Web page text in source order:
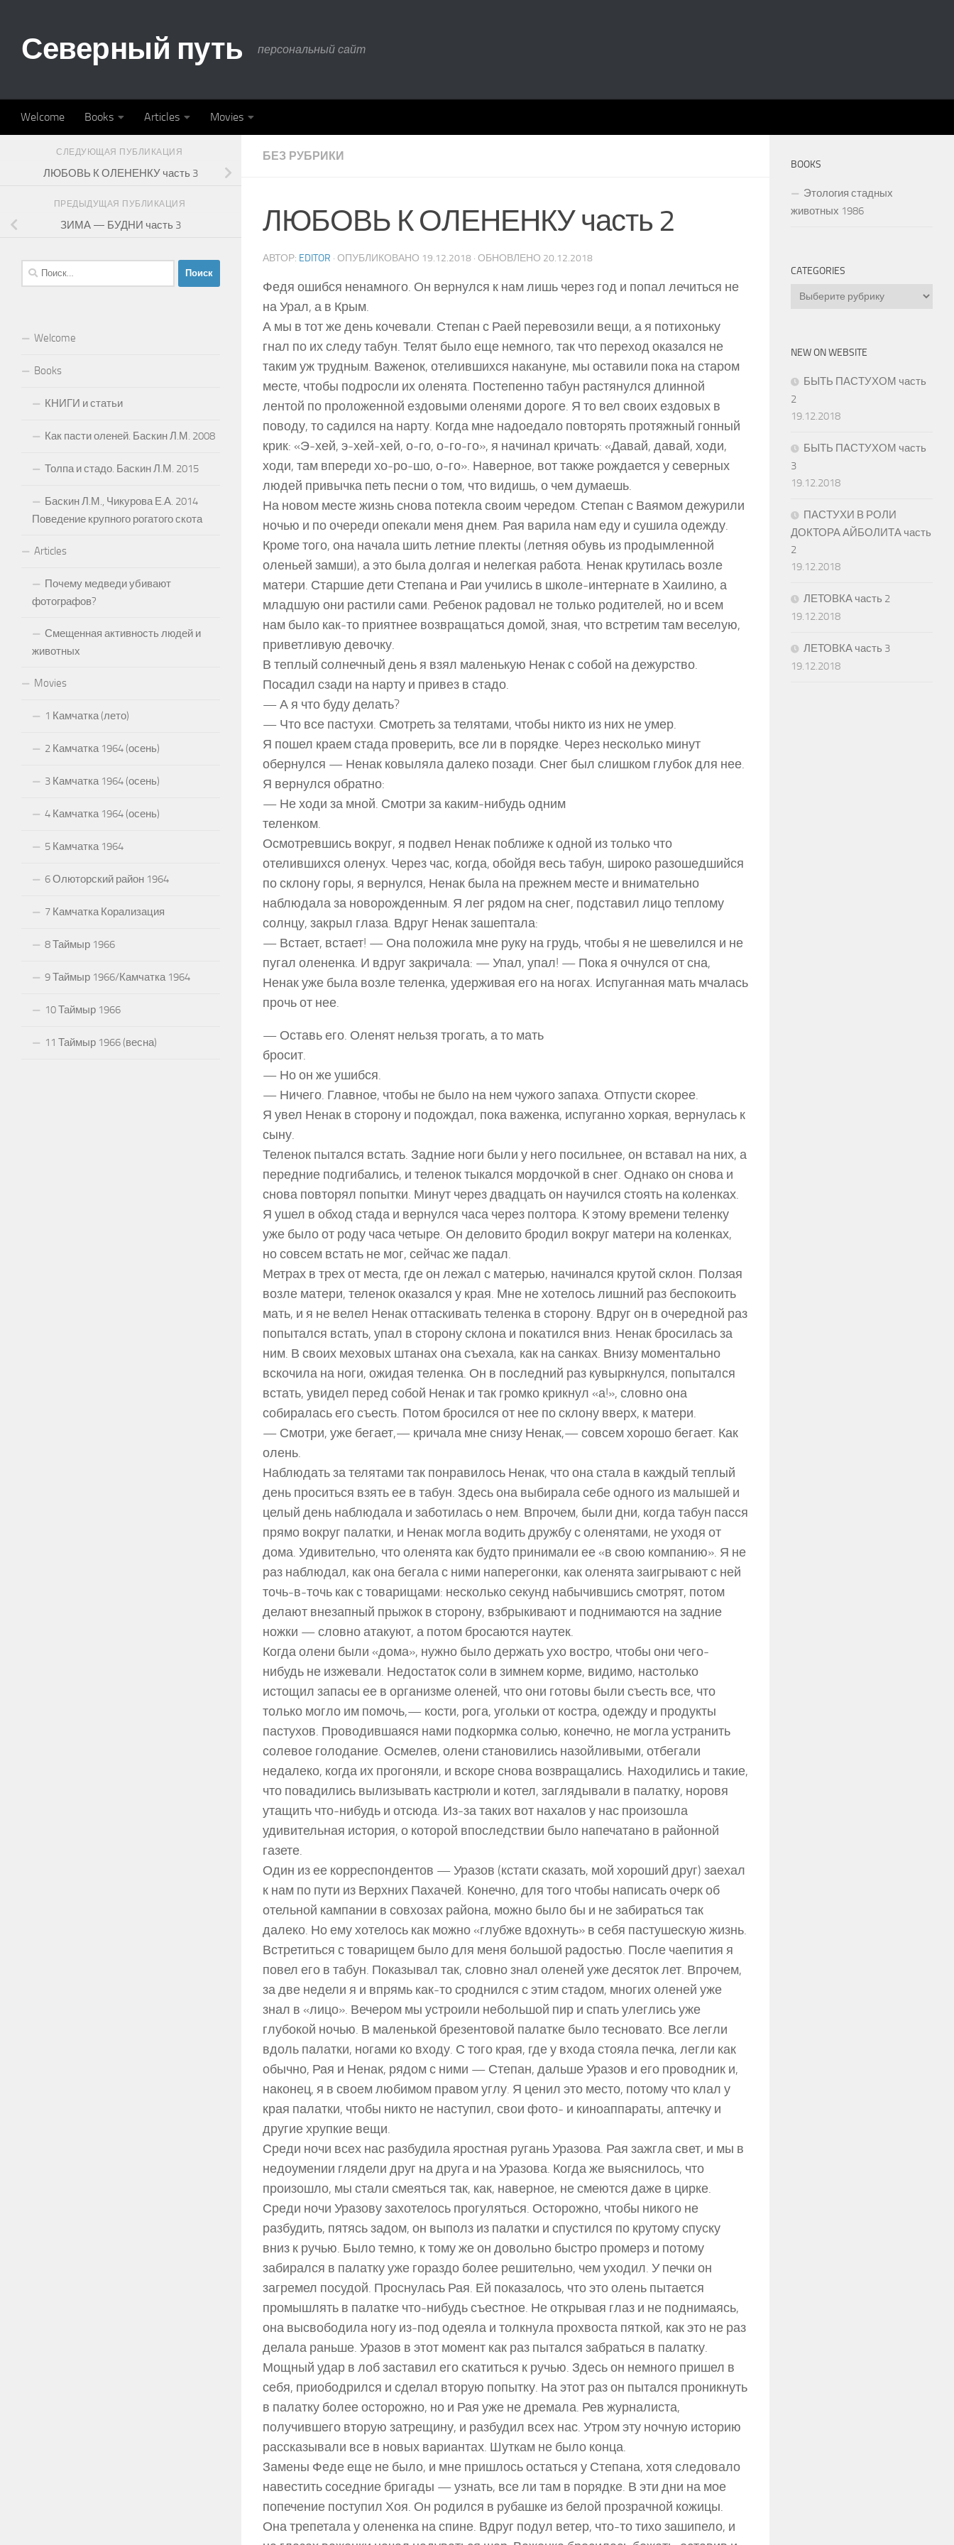
Северный путь персональный сайт
Welcome Books Articles Movies
БЕЗ РУБРИКИ
ЛЮБОВЬ К ОЛЕНЕНКУ часть 2
АВТОР: EDITOR · ОПУБЛИКОВАНО 19.12.2018 · ОБНОВЛЕНО 20.12.2018
Федя ошибся ненамного. Он вернулся к нам лишь через год и попал лечиться не
на Урал, а в Крым.
А мы в тот же день кочевали. Степан с Раей перевозили вещи, а я потихоньку
гнал по их следу табун. Телят было еще немного, так что переход оказался не
таким уж трудным. Важенок, отелившихся накануне, мы оставили пока на старом
месте, чтобы подросли их оленята. Постепенно табун растянулся длинной
лентой по проложенной ездовыми оленями дороге. Я то вел своих ездовых в
поводу, то садился на нарту. Когда мне надоедало повторять протяжный гонный
крик: «Э-хей, э-хей-хей, о-го, о-го-го», я начинал кричать: «Давай, давай, ходи,
ходи, там впереди хо-ро-шо, о-го». Наверное, вот также рождается у северных
людей привычка петь песни о том, что видишь, о чем думаешь.
На новом месте жизнь снова потекла своим чередом. Степан с Ваямом дежурили
ночью и по очереди опекали меня днем. Рая варила нам еду и сушила одежду.
Кроме того, она начала шить летние плекты (летняя обувь из продымленной
оленьей замши), а это была долгая и нелегкая работа. Ненак крутилась возле
матери. Старшие дети Степана и Раи учились в школе-интернате в Хаилино, а
младшую они растили сами. Ребенок радовал не только родителей, но и всем
нам было как-то приятнее возвращаться домой, зная, что встретим там веселую,
приветливую девочку.
В теплый солнечный день я взял маленькую Ненак с собой на дежурство.
Посадил сзади на нарту и привез в стадо.
— А я что буду делать?
— Что все пастухи. Смотреть за телятами, чтобы никто из них не умер.
Я пошел краем стада проверить, все ли в порядке. Через несколько минут
обернулся — Ненак ковыляла далеко позади. Снег был слишком глубок для нее.
Я вернулся обратно:
— Не ходи за мной. Смотри за каким-нибудь одним
теленком.
Осмотревшись вокруг, я подвел Ненак поближе к одной из только что
отелившихся оленух. Через час, когда, обойдя весь табун, широко разошедшийся
по склону горы, я вернулся, Ненак была на прежнем месте и внимательно
наблюдала за новорожденным. Я лег рядом на снег, подставил лицо теплому
солнцу, закрыл глаза. Вдруг Ненак зашептала:
— Встает, встает! — Она положила мне руку на грудь, чтобы я не шевелился и не
пугал олененка. И вдруг закричала: — Упал, упал! — Пока я очнулся от сна,
Ненак уже была возле теленка, удерживая его на ногах. Испуганная мать мчалась
прочь от нее.
— Оставь его. Оленят нельзя трогать, а то мать
бросит.
— Но он же ушибся.
— Ничего. Главное, чтобы не было на нем чужого запаха. Отпусти скорее.
Я увел Ненак в сторону и подождал, пока важенка, испуганно хоркая, вернулась к
сыну.
Теленок пытался встать. Задние ноги были у него посильнее, он вставал на них, а
передние подгибались, и теленок тыкался мордочкой в снег. Однако он снова и
снова повторял попытки. Минут через двадцать он научился стоять на коленках.
Я ушел в обход стада и вернулся часа через полтора. К этому времени теленку
уже было от роду часа четыре. Он деловито бродил вокруг матери на коленках,
но совсем встать не мог, сейчас же падал.
Метрах в трех от места, где он лежал с матерью, начинался крутой склон. Ползая
возле матери, теленок оказался у края. Мне не хотелось лишний раз беспокоить
мать, и я не велел Ненак оттаскивать теленка в сторону. Вдруг он в очередной раз
попытался встать, упал в сторону склона и покатился вниз. Ненак бросилась за
ним. В своих меховых штанах она съехала, как на санках. Внизу моментально
вскочила на ноги, ожидая теленка. Он в последний раз кувыркнулся, попытался
встать, увидел перед собой Ненак и так громко крикнул «а!», словно она
собиралась его съесть. Потом бросился от нее по склону вверх, к матери.
— Смотри, уже бегает,— кричала мне снизу Ненак,— совсем хорошо бегает. Как
олень.
Наблюдать за телятами так понравилось Ненак, что она стала в каждый теплый
день проситься взять ее в табун. Здесь она выбирала себе одного из малышей и
целый день наблюдала и заботилась о нем. Впрочем, были дни, когда табун пасся
прямо вокруг палатки, и Ненак могла водить дружбу с оленятами, не уходя от
дома. Удивительно, что оленята как будто принимали ее «в свою компанию». Я не
раз наблюдал, как она бегала с ними наперегонки, как оленята заигрывают с ней
точь-в-точь как с товарищами: несколько секунд набычившись смотрят, потом
делают внезапный прыжок в сторону, взбрыкивают и поднимаются на задние
ножки — словно атакуют, а потом бросаются наутек.
Когда олени были «дома», нужно было держать ухо востро, чтобы они чего-
нибудь не изжевали. Недостаток соли в зимнем корме, видимо, настолько
истощил запасы ее в организме оленей, что они готовы были съесть все, что
только могло им помочь,— кости, рога, угольки от костра, одежду и продукты
пастухов. Проводившаяся нами подкормка солью, конечно, не могла устранить
солевое голодание. Осмелев, олени становились назойливыми, отбегали
недалеко, когда их прогоняли, и вскоре снова возвращались. Находились и такие,
что повадились вылизывать кастрюли и котел, заглядывали в палатку, норовя
утащить что-нибудь и отсюда. Из-за таких вот нахалов у нас произошла
удивительная история, о которой впоследствии было напечатано в районной
газете.
Один из ее корреспондентов — Уразов (кстати сказать, мой хороший друг) заехал
к нам по пути из Верхних Пахачей. Конечно, для того чтобы написать очерк об
отельной кампании в совхозах района, можно было бы и не забираться так
далеко. Но ему хотелось как можно «глубже вдохнуть» в себя пастушескую жизнь.
Встретиться с товарищем было для меня большой радостью. После чаепития я
повел его в табун. Показывал так, словно знал оленей уже десяток лет. Впрочем,
за две недели я и впрямь как-то сроднился с этим стадом, многих оленей уже
знал в «лицо». Вечером мы устроили небольшой пир и спать улеглись уже
глубокой ночью. В маленькой брезентовой палатке было тесновато. Все легли
вдоль палатки, ногами ко входу. С того края, где у входа стояла печка, легли как
обычно, Рая и Ненак, рядом с ними — Степан, дальше Уразов и его проводник и,
наконец, я в своем любимом правом углу. Я ценил это место, потому что клал у
края палатки, чтобы никто не наступил, свои фото- и киноаппараты, аптечку и
другие хрупкие вещи.
Среди ночи всех нас разбудила яростная ругань Уразова. Рая зажгла свет, и мы в
недоумении глядели друг на друга и на Уразова. Когда же выяснилось, что
произошло, мы стали смеяться так, как, наверное, не смеются даже в цирке.
Среди ночи Уразову захотелось прогуляться. Осторожно, чтобы никого не
разбудить, пятясь задом, он выполз из палатки и спустился по крутому спуску
вниз к ручью. Было темно, к тому же он довольно быстро промерз и потому
забирался в палатку уже гораздо более решительно, чем уходил. У печки он
загремел посудой. Проснулась Рая. Ей показалось, что это олень пытается
промышлять в палатке что-нибудь съестное. Не открывая глаз и не поднимаясь,
она высвободила ногу из-под одеяла и толкнула прохвоста пяткой, как это не раз
делала раньше. Уразов в этот момент как раз пытался забраться в палатку.
Мощный удар в лоб заставил его скатиться к ручью. Здесь он немного пришел в
себя, приободрился и сделал вторую попытку. На этот раз он пытался проникнуть
в палатку более осторожно, но и Рая уже не дремала. Рев журналиста,
получившего вторую затрещину, и разбудил всех нас. Утром эту ночную историю
рассказывали все в новых вариантах. Шуткам не было конца.
Замены Феде еще не было, и мне пришлось остаться у Степана, хотя следовало
навестить соседние бригады — узнать, все ли там в порядке. В эти дни на мое
попечение поступил Хоя. Он родился в рубашке из белой прозрачной кожицы.
Она трепетала у олененка на спине. Вдруг подул ветер, что-то тихо зашипело, и
СЛЕДУЮЩАЯ ПУБЛИКАЦИЯ
ЛЮБОВЬ К ОЛЕНЕНКУ часть 3
ПРЕДЫДУЩАЯ ПУБЛИКАЦИЯ
ЗИМА — БУДНИ часть 3
Найти:
Welcome
Books
КНИГИ и статьи
Как пасти оленей. Баскин Л.М. 2008
Толпа и стадо. Баскин Л.М. 2015
Баскин Л.М., Чикурова Е.А. 2014
Поведение крупного рогатого скота
Articles
Почему медведи убивают
фотографов?
Смещенная активность людей и
животных
Movies
1 Камчатка (лето)
2 Камчатка 1964 (осень)
3 Камчатка 1964 (осень)
4 Камчатка 1964 (осень)
5 Камчатка 1964
6 Олюторский район 1964
7 Камчатка Корализация
8 Таймыр 1966
9 Таймыр 1966/Камчатка 1964
10 Таймыр 1966
11 Таймыр 1966 (весна)
BOOKS
Этология стадных
животных 1986
CATEGORIES
Categories
NEW ON WEBSITE
БЫТЬ ПАСТУХОМ часть
2
19.12.2018
БЫТЬ ПАСТУХОМ часть
3
19.12.2018
ПАСТУХИ В РОЛИ
ДОКТОРА АЙБОЛИТА часть
2
19.12.2018
ЛЕТОВКА часть 2
19.12.2018
ЛЕТОВКА часть 3
19.12.2018